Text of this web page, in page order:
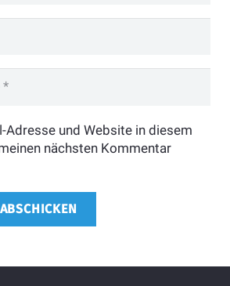
Adresse und Website in diesem
nächsten Kommentar